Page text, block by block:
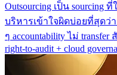
Outsourcing เป็น
บริหารเข้าใจผิดบ่อยที่สุดว่
ๆ accountability ไม่
right-to-audit + cloud